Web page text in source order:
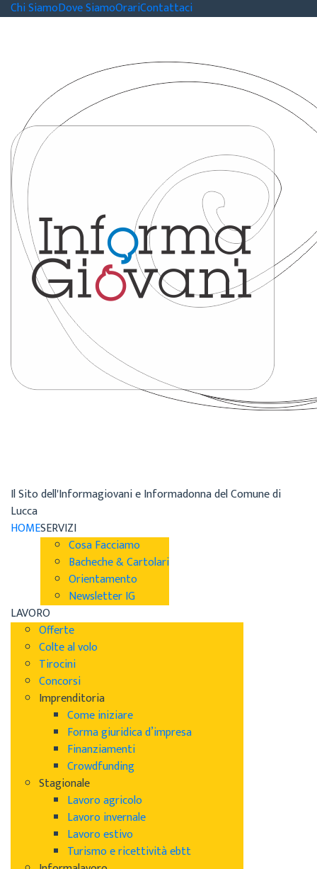
Chi SiamoDove SiamoOrariContattaci
Il Sito dell'Informagiovani e Informadonna del Comune di
Lucca
HOMESERVIZI
Cosa Facciamo
Bacheche & Cartolari
Orientamento
Newsletter IG
LAVORO
Offerte
Colte al volo
Tirocini
Concorsi
Imprenditoria
Come iniziare
Forma giuridica d’impresa
Finanziamenti
Crowdfunding
Stagionale
Lavoro agricolo
Lavoro invernale
Lavoro estivo
Turismo e ricettività ebtt